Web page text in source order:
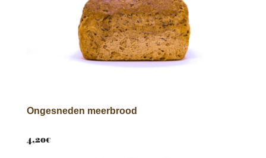
Ongesneden meerbrood
4,20€